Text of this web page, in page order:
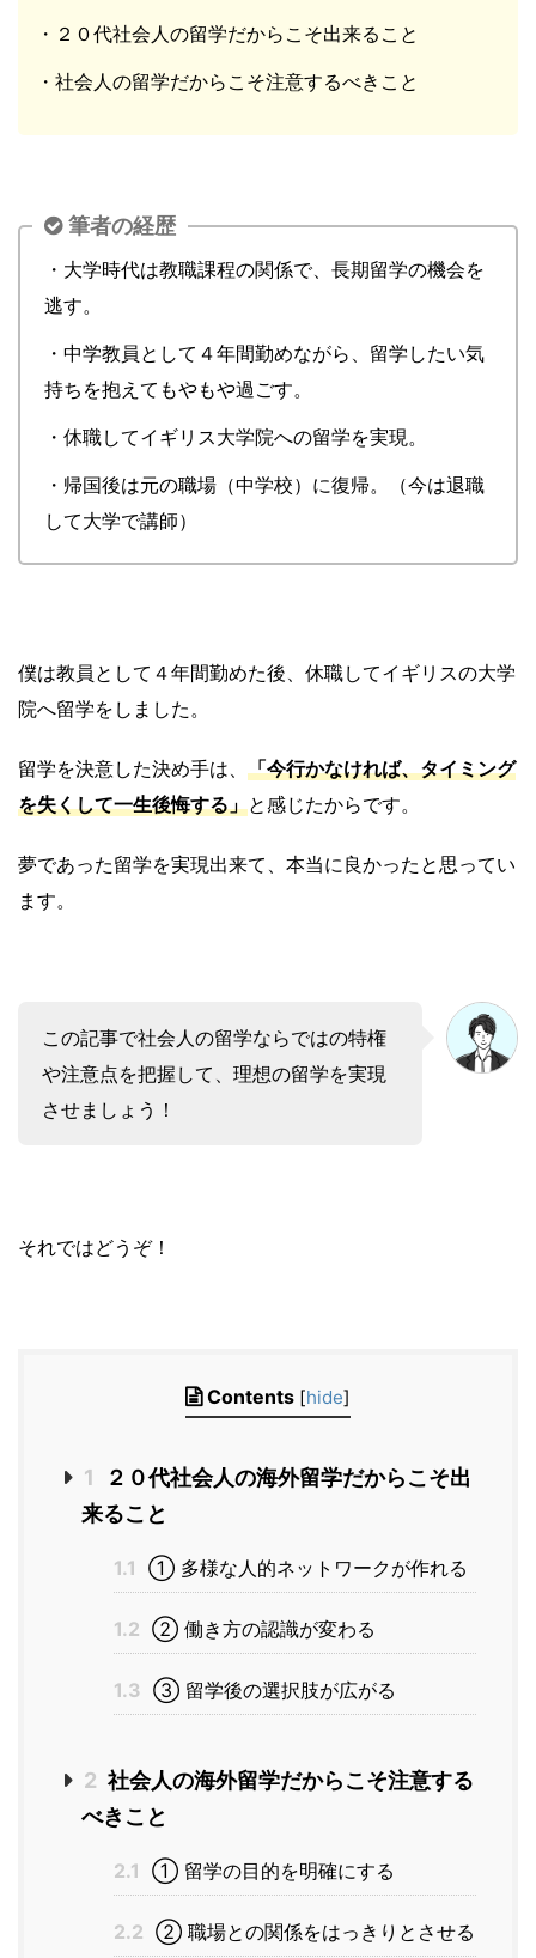
・２０代社会人の留学だからこそ出来ること
・社会人の留学だからこそ注意するべきこと
筆者の経歴
・大学時代は教職課程の関係で、長期留学の機会を
逃す。
・中学教員として４年間勤めながら、留学したい気
持ちを抱えてもやもや過ごす。
・休職してイギリス大学院への留学を実現。
・帰国後は元の職場（中学校）に復帰。（今は退職
して大学で講師）
僕は教員として４年間勤めた後、休職してイギリスの大学
院へ留学をしました。
留学を決意した決め手は、 「今行かなければ、タイミング
を失くして一生後悔する」と感じたからです。
夢であった留学を実現出来て、本当に良かったと思ってい
ます。
この記事で社会人の留学ならではの特権
や注意点を把握して、理想の留学を実現
させましょう！
それではどうぞ！
Contents [hide]
1
２０代社会人の海外留学だからこそ出
来ること
1.1 ① 多様な人的ネットワークが作れる
1.2 ② 働き方の認識が変わる
1.3 ③ 留学後の選択肢が広がる
2 社会人の海外留学だからこそ注意する
べきこと
2.1 ① 留学の目的を明確にする
2.2 ② 職場との関係をはっきりとさせる